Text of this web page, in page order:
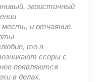
эгоистичный
и отчаяние.
то в
ссоры с
появляются
в делах.